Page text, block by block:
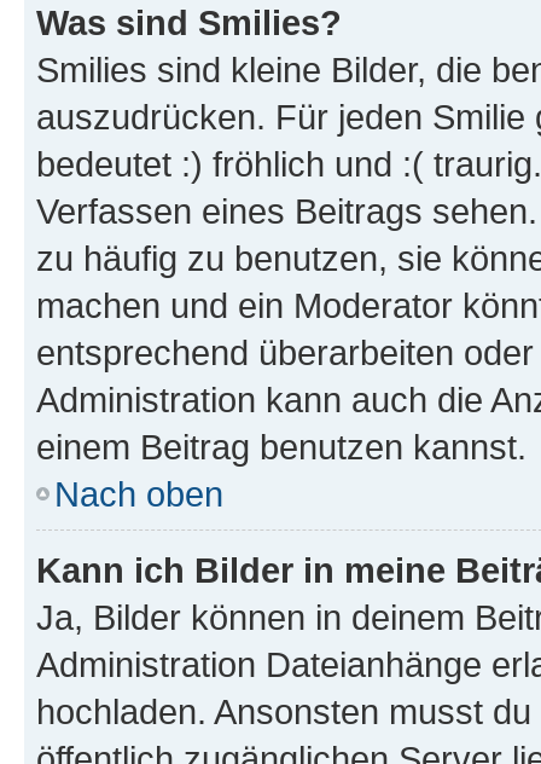
Was sind Smilies?
Smilies sind kleine Bilder, die
auszudrücken. Für jeden
bedeutet :) fröhlich und :(
Verfassen eines Beitrags
zu häufig zu benutzen, sie
machen und ein Moderator
entsprechend überarbeiten
Administration kann auch die
einem Beitrag benutzen kannst.
Nach oben
Kann ich Bilder in meine
Ja, Bilder können in deinem
Administration Dateianhänge
hochladen. Ansonsten musst